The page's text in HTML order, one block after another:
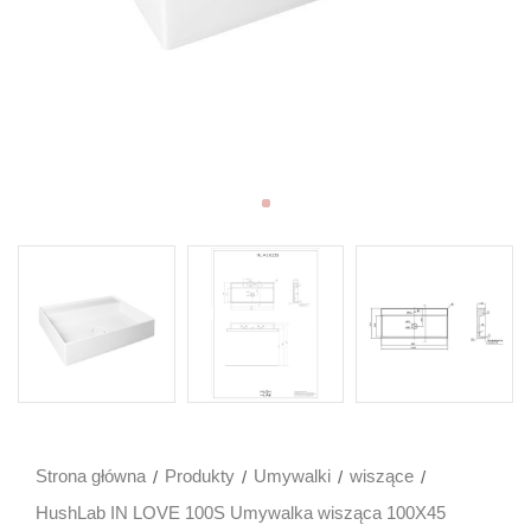
Strona główna Produkty Umywalki
wiszące
HushLab IN LOVE 100S Umywalka wisząca 100X45